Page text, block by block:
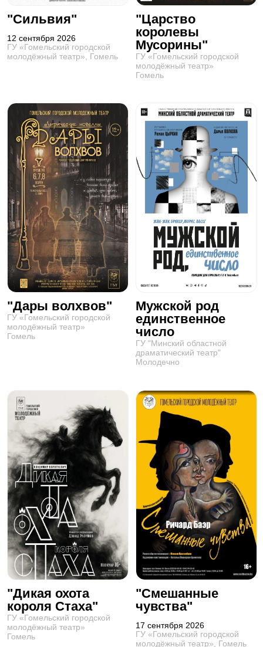
"Сильвия"
12 сентября 2026
ГУ «Гомельский городской
молодёжный театр», Гомель
"Царство
королевы
Мусорины"
ГУ «Гомельский городской
молодёжный театр»
Гомель
"Дары волхвов"
ГУ «Гомельский городской
молодёжный театр»
Гомель
Мужской род
единственное
число
ГУ "Минский областной
драматический театр"
Молодечно
"Дикая охота
короля Стаха"
ГУ «Гомельский городской
молодёжный театр»
Гомель
"Смешанные
чувства"
17 сентября 2026
ГУ «Гомельский городской
молодёжный театр», Гомель